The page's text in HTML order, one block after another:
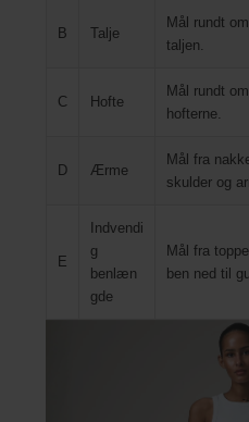
B Talje
Mål rundt
taljen.
C Hofte
Mål rundt
hofterne.
D Ærme
Mål fra
skulder og
E
Indvendi
g
benlæn
gde
Mål fra
ben ned til